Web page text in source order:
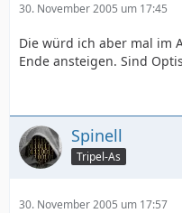
30. November 2005 um 17:45
Die würd ich aber mal im
Ende ansteigen. Sind
Spinell
Tripel-As
30. November 2005 um 17:57